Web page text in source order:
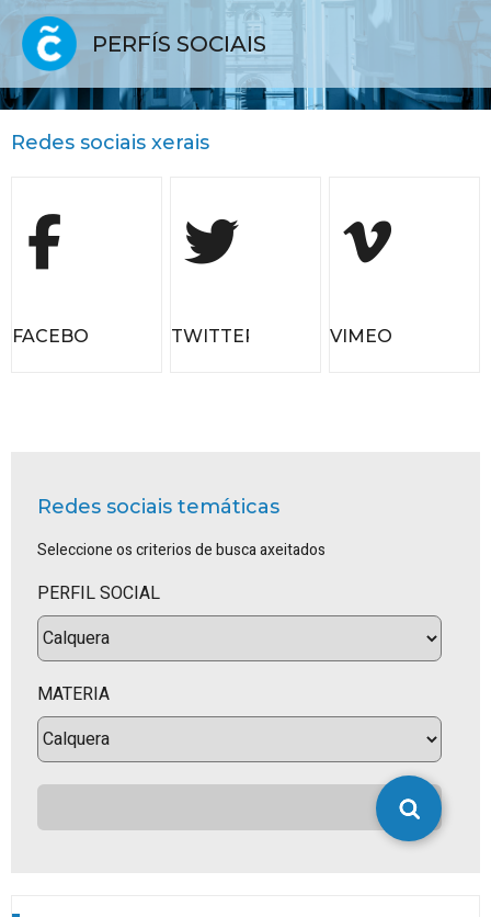
PERFÍS SOCIAIS
Redes sociais xerais
FACEBOOK TWITTER VIMEO
Redes sociais temáticas
Seleccione os criterios de busca axeitados
PERFIL SOCIAL
MATERIA